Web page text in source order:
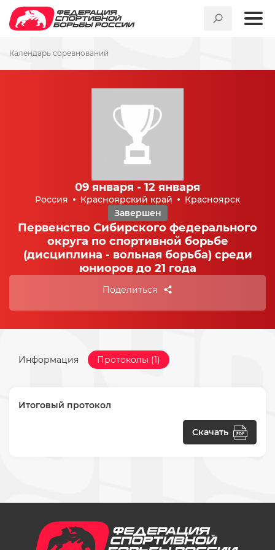
Календарь соревнований
09 января - 12 января
Россия Красноярский край
Красноярск
Завершен
Первенство Сибирского федерального
округа по спортивной борьбе
(дисциплина - вольная борьба) среди
юниоров до 21 года
Поделиться
Информация Протоколы (1)
Итоговый протокол
Скачать